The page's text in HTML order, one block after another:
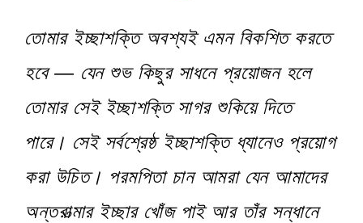
তোমার ইচ্ছাশক্তি অবশ্যই এমন বিকশিত করতে
হবে — যেন শুভ কিছুর সাধনে প্রয়োজন হলে
তোমার সেই ইচ্ছাশক্তি সাগর শুকিয়ে দিতে
পারে। সেই সর্বশ্রেষ্ঠ ইচ্ছাশক্তি ধ্যানেও প্রয়োগ
করা উচিত। পরমপিতা চান আমরা যেন আমাদের
অন্তরাত্মার ইচ্ছার খোঁজ পাই আর তাঁর সন্ধানে